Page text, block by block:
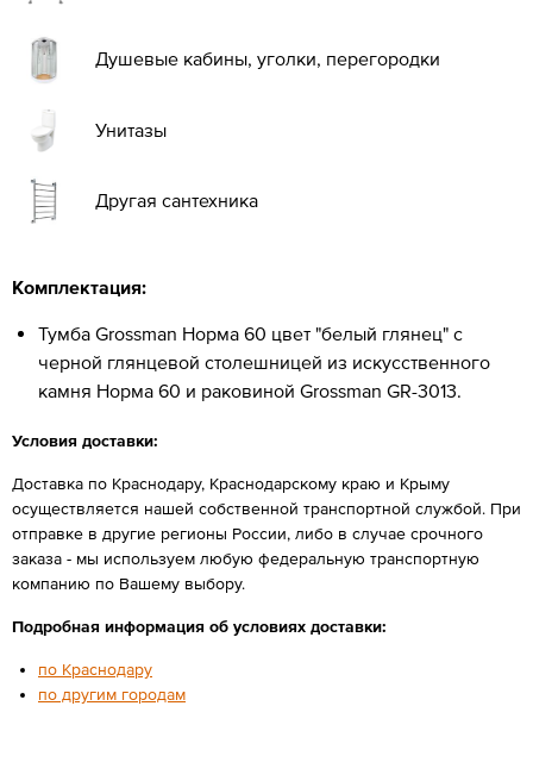
Душевые кабины, уголки, перегородки
Унитазы
Другая сантехника
Комплектация:
Тумба Grossman Норма 60 цвет "белый глянец" с
черной глянцевой столешницей из искусственного
камня Норма 60 и раковиной Grossman GR-3013.
Условия доставки:
Доставка по Краснодару, Краснодарскому краю и Крыму
осуществляется нашей собственной транспортной службой. При
отправке в другие регионы России, либо в случае срочного
заказа - мы используем любую федеральную транспортную
компанию по Вашему выбору.
Подробная информация об условиях доставки:
по Краснодару
по другим городам